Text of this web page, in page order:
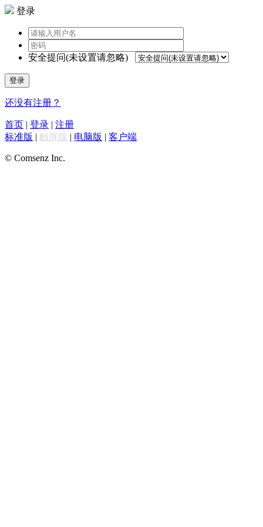
登录
安全提问(未设置请忽略)
登录
还没有注册？
首页 | 登录 | 注册
标准版 | 触屏版 | 电脑版 | 客户端
© Comsenz Inc.